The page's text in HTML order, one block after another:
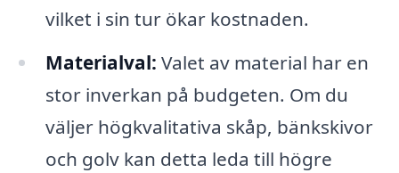
vilket i sin tur ökar kostnaden.
Materialval: Valet av material har en
stor inverkan på budgeten. Om du
väljer högkvalitativa skåp, bänkskivor
och golv kan detta leda till högre